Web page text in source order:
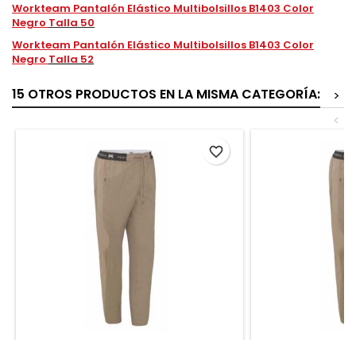
Workteam Pantalón Elástico Multibolsillos B1403 Color
Negro Talla 50
Workteam Pantalón Elástico Multibolsillos B1403 Color
Negro Talla 52
15 OTROS PRODUCTOS EN LA MISMA CATEGORÍA:
>
<
favorite_border